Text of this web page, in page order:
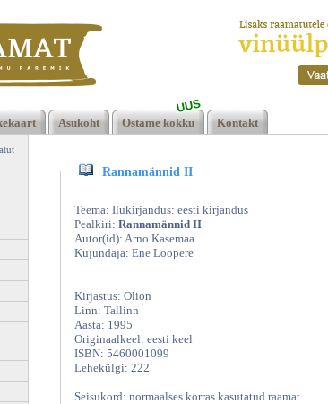
II, Arno
Asukoht Ostame kokku
UUS
Kontakt
Rannamännid II
Teema: Ilukirjandus: eesti kirjandus
Pealkiri: Rannamännid II
Autor(id): Arno Kasemaa
Kujundaja: Ene Loopere
Kirjastus: Olion
Linn: Tallinn
Aasta: 1995
Originaalkeel: eesti keel
ISBN: 5460001099
Lehekülgi: 222
Seisukord: normaalses korras kasutatud raamat